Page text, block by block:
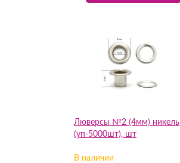
Люверсы №2 (4мм) никель
(уп-5000шт), шт
В наличии